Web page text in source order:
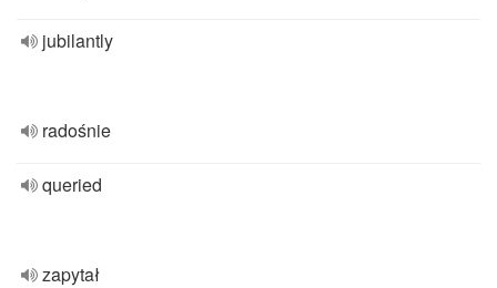
jubilantly
radośnie
queried
zapytał